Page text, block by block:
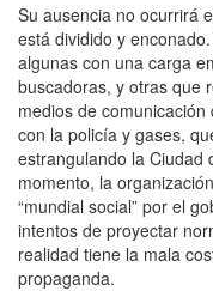
Su ausencia no ocurrirá
está dividido y
algunas con una carga
buscadoras, y otras que
medios de
con la policía y gases,
estrangulando la Ciudad
momento, la
“mundial social” por el
intentos de proyectar
realidad tiene la mala
propaganda.